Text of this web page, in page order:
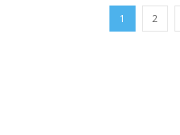
1 2